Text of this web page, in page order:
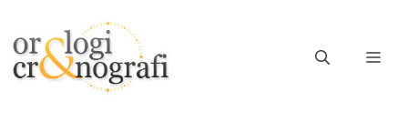
contenuto